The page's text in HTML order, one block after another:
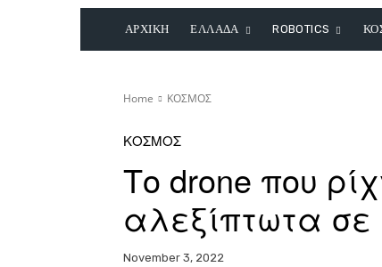
ΑΡΧΙΚΗ ΕΛΛΑΔΑ ROBOTICS
Home ΚΟΣΜΟΣ
ΚΟΣΜΟΣ
Το drone που
αλεξίπτωτα σε
November 3, 2022